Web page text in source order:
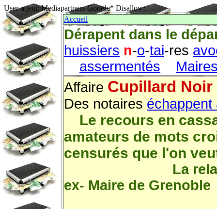
User-agent: Mediapartners-Google* Disallow:
Accueil
Dérapent dans le
huissiers n-o-tai-res
assermentés
Affaire Cupillard
Des notaires échappent
Le recours en
amateurs de mots
censurés que l'on
La
ex- Maire de Grenoble